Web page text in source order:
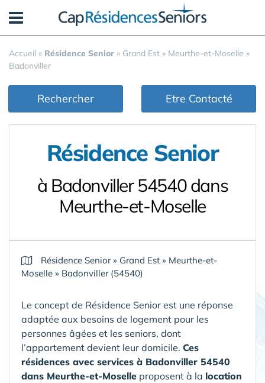
Accueil » Résidence Senior » Grand Est » Meurthe-et-Moselle »
Badonviller
Rechercher Etre Contacté
Résidence Senior
à Badonviller 54540 dans
Meurthe-et-Moselle
Résidence Senior» Grand Est » Meurthe-et-
Moselle » Badonviller (54540)
Le concept de Résidence Senior est une réponse
adaptée aux besoins de logement pour les
personnes âgées et les seniors, dont
l’appartement devient leur domicile. Ces
résidences avec services à Badonviller 54540
dans Meurthe-et-Moselle proposent à la location